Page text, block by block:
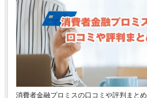
消費者金融プロミスの口コミや評判まとめ